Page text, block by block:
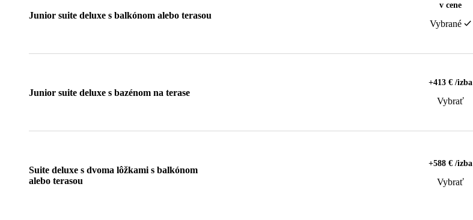
Junior suite deluxe s balkónom alebo terasou
v cene
Vybrané
Junior suite deluxe s bazénom na terase
+413 € /izba
Vybrať
Suite deluxe s dvoma lôžkami s balkónom
alebo terasou
+588 € /izba
Vybrať